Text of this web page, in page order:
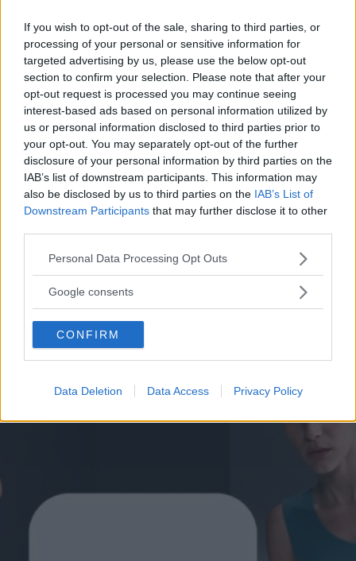
If you wish to opt-out of the sale, sharing to third parties, or
processing of your personal or sensitive information for
targeted advertising by us, please use the below opt-out
section to confirm your selection. Please note that after your
opt-out request is processed you may continue seeing
interest-based ads based on personal information utilized by
us or personal information disclosed to third parties prior to
your opt-out. You may separately opt-out of the further
disclosure of your personal information by third parties on the
IAB’s list of downstream participants. This information may
also be disclosed by us to third parties on the IAB’s List of
Downstream Participants that may further disclose it to other
Please note that this website/app uses one or more Google
not limited to your visit or usage behaviour. You may click to
use your data for below specified purposes in below Google
consent section.
Personal Data Processing Opt Outs
Google consents
CONFIRM
Data Deletion Data Access Privacy Policy
MODA
Reggiseni taglie forti: guida
pratica al modello perfetto per
ogni décolleté
Comfort, sostegno e stile possono convivere anche quando
il décolleté è generoso. Ecco tutto quello che c’è da sapere
per scegliere i reggiseni taglie forti.
REDAZIONE DIREDONNA